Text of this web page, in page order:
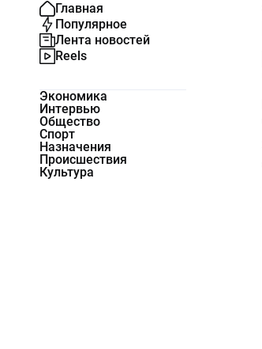
Главная
Популярное
Лента новостей
Reels
Экономика
Интервью
Общество
Спорт
Назначения
Происшествия
Культура